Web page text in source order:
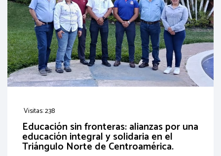
Visitas: 238
Educación sin fronteras: alianzas por una
educación integral y solidaria en el
Triángulo Norte de Centroamérica.